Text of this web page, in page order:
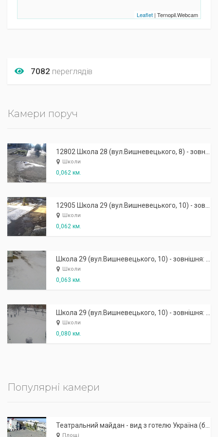
Leaflet | Ternopil.Webcam
7082 переглядів
Камери поруч
Школи
0,062 км.
Школи
0,062 км.
Школи
0,063 км.
Школи
0,080 км.
Популярні камери
Площі